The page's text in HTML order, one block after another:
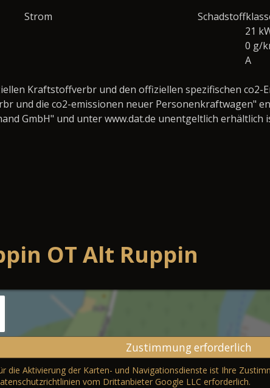
Strom
21
0 g/
A
Kraftstoffverbr und den offiziellen spezifischen co2-
und die co2-emissionen neuer Personenkraftwagen"
GmbH" und unter www.dat.de unentgeltlich erhältlich
OT Alt Ruppin
Zustimmung erforderlich
die Aktivierung der Karten- und Navigationsdienste ist Ihre
vom Drittanbieter Google LLC erforderlich.